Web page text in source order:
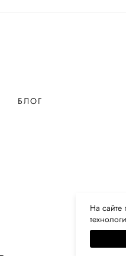
БЛОГ
На сайте